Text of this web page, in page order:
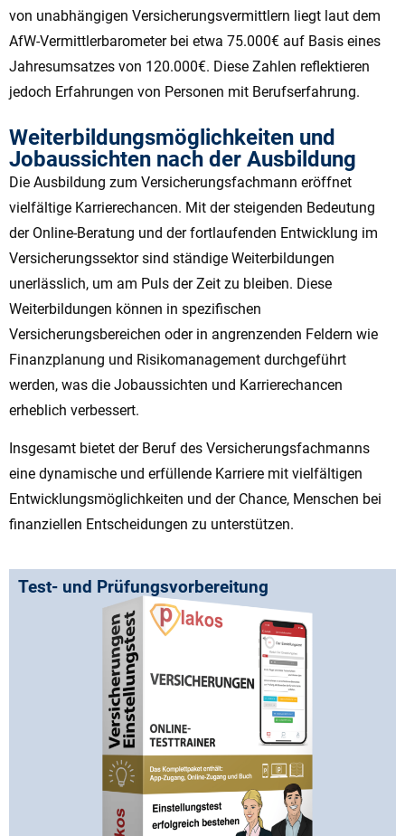
von unabhängigen Versicherungsvermittlern liegt laut dem
AfW-Vermittlerbarometer bei etwa 75.000€ auf Basis eines
Jahresumsatzes von 120.000€. Diese Zahlen reflektieren
jedoch Erfahrungen von Personen mit Berufserfahrung.
Weiterbildungsmöglichkeiten und
Jobaussichten nach der Ausbildung
Die Ausbildung zum Versicherungsfachmann eröffnet
vielfältige Karrierechancen. Mit der steigenden Bedeutung
der Online-Beratung und der fortlaufenden Entwicklung im
Versicherungssektor sind ständige Weiterbildungen
unerlässlich, um am Puls der Zeit zu bleiben. Diese
Weiterbildungen können in spezifischen
Versicherungsbereichen oder in angrenzenden Feldern wie
Finanzplanung und Risikomanagement durchgeführt
werden, was die Jobaussichten und Karrierechancen
erheblich verbessert.
Insgesamt bietet der Beruf des Versicherungsfachmanns
eine dynamische und erfüllende Karriere mit vielfältigen
Entwicklungsmöglichkeiten und der Chance, Menschen bei
finanziellen Entscheidungen zu unterstützen.
Test- und Prüfungsvorbereitung